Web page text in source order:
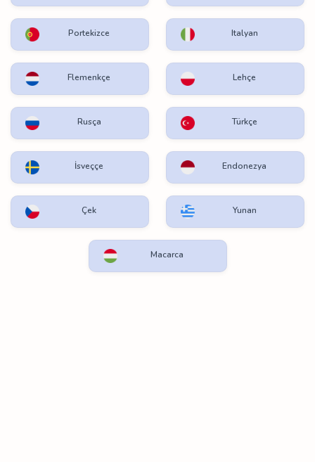
Portekizce Italyan
Flemenkçe Lehçe
Rusça Türkçe
İsveççe Endonezya
Çek Yunan
Macarca